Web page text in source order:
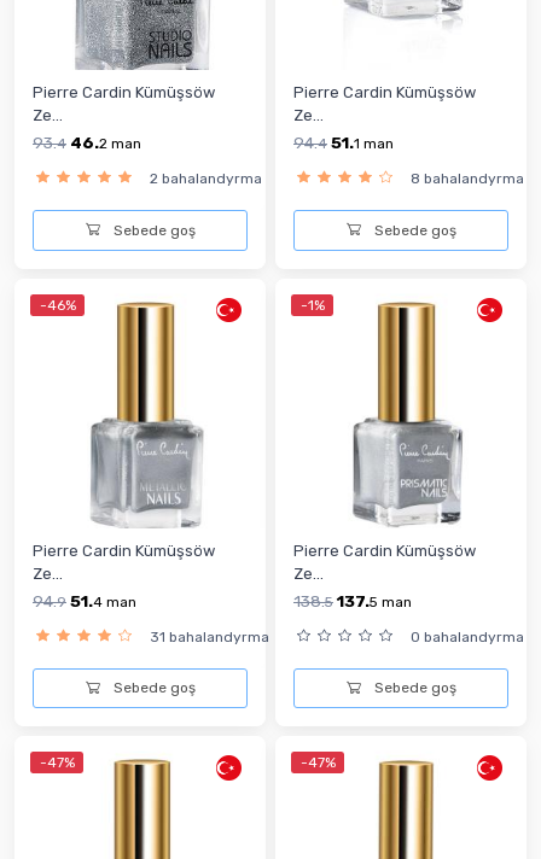
Pierre Cardin Kümüşsöw
Ze...
93.4 46.2 man
2 bahalandyrma
Sebede goş
Pierre Cardin Kümüşsöw
Ze...
94.4 51.1 man
8 bahalandyrma
Sebede goş
-46%
Pierre Cardin Kümüşsöw
Ze...
94.9 51.4 man
31 bahalandyrma
Sebede goş
-1%
Pierre Cardin Kümüşsöw
Ze...
138.5 137.5 man
0 bahalandyrma
Sebede goş
-47% -47%